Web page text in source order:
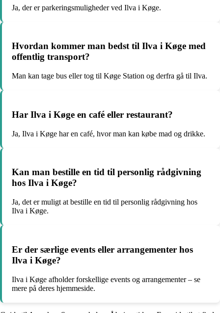
Ja, der er parkeringsmuligheder ved Ilva i Køge.
Hvordan kommer man bedst til Ilva i Køge med
offentlig transport?
Man kan tage bus eller tog til Køge Station og derfra gå til Ilva.
Har Ilva i Køge en café eller restaurant?
Ja, Ilva i Køge har en café, hvor man kan købe mad og drikke.
Kan man bestille en tid til personlig rådgivning
hos Ilva i Køge?
Ja, det er muligt at bestille en tid til personlig rådgivning hos
Ilva i Køge.
Er der særlige events eller arrangementer hos
Ilva i Køge?
Ilva i Køge afholder forskellige events og arrangementer – se
mere på deres hjemmeside.